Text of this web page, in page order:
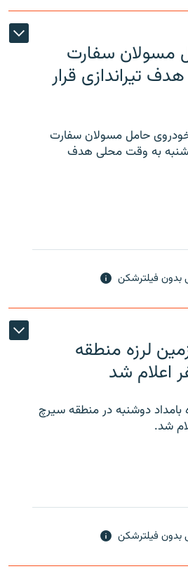
مسولان سفارت
هدف تیراندازی قرار
حامل مسولان سفارت
به وقت محلی هدف
فیلترشکن
لرزه منطقه
دوشنبه در منطقه سیرچ
فیلترشکن